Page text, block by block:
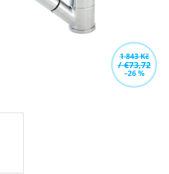
1 843 Kč
/ €73,72
–26 %